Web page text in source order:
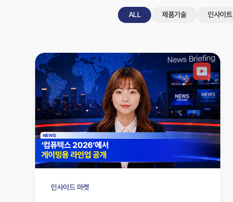
ALL 제품기술 인사이트
인사이드 마켓